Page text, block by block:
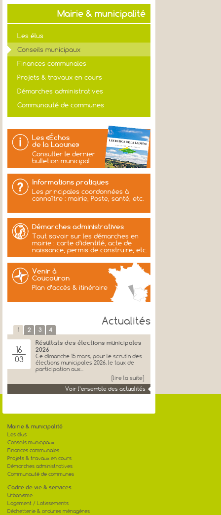
Mairie & municipalité
Les élus
Conseils municipaux
Finances communales
Projets & travaux en cours
Démarches administratives
Communauté de communes
Les «Échos
de la Laoune»
Consulter le dernier
bulletion municipal
Informations pratiques
Les principales coordonnées à
connaître : mairie, Poste, santé, etc.
Démarches administratives
Tout savoir sur les démarches en
mairie : carte d’identité, acte de
naissance, permis de construire, etc.
Venir à
Coucouron
Plan d’accès & itinéraire
Actualités
16
03
Résultats des élections municipales
2026
Ce dimanche 15 mars, pour le scrutin des
élections municipales 2026, le taux de
participation aux...
[lire la suite]
27
Voeux et remerciements de
15
01
DISCOURS DE JACQUES GENEST – 11
JANVIER 2026 Monsieur le Senateur, cher
Mathieu Monsieur le...
08
01
Rénovation énergétique de l’école
La signature des marchés pour la
en mairie de...
1 2 3 4
Voir l’ensemble des actualités
Mairie & municipalité
Les élus
Conseils municipaux
Finances communales
Projets & travaux en cours
Démarches administratives
Communauté de communes
Cadre de vie & services
Urbanisme
Logement / Lotissements
Déchetterie & ordures ménagères